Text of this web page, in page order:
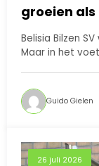
groeien
Belisia Bilzen
Maar in het
Guido Gielen
26 juli 2026